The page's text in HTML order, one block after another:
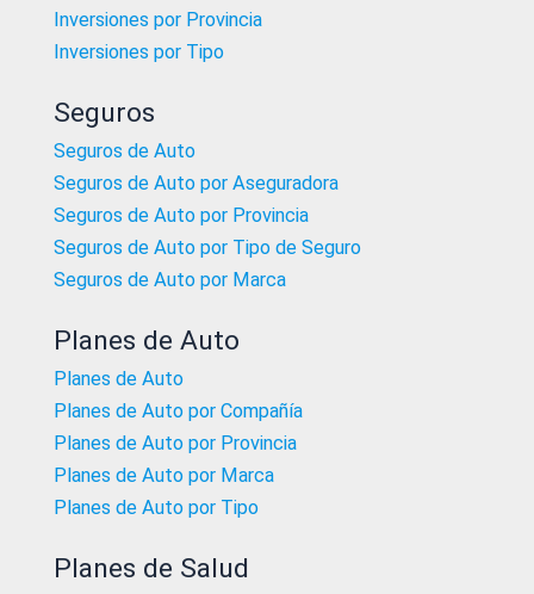
Inversiones por Provincia
Inversiones por Tipo
Seguros
Seguros de Auto
Seguros de Auto por Aseguradora
Seguros de Auto por Provincia
Seguros de Auto por Tipo de Seguro
Seguros de Auto por Marca
Planes de Auto
Planes de Auto
Planes de Auto por Compañía
Planes de Auto por Provincia
Planes de Auto por Marca
Planes de Auto por Tipo
Planes de Salud